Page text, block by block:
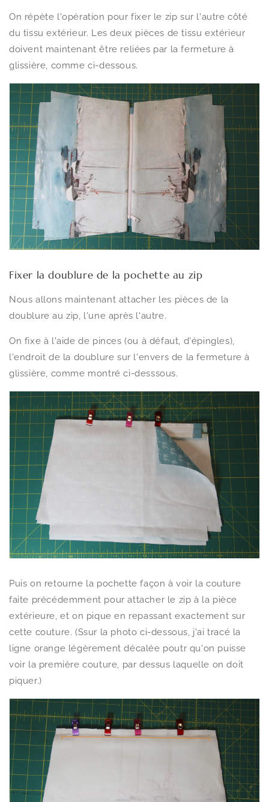
On répète l'opération pour fixer le zip sur l'autre côté
du tissu extérieur. Les deux pièces de tissu extérieur
doivent maintenant être reliées par la fermeture à
glissière, comme ci-dessous.
Fixer la doublure de la pochette au zip
Nous allons maintenant attacher les pièces de la
doublure au zip, l'une après l'autre.
On fixe à l'aide de pinces (ou à défaut, d'épingles),
l'endroit de la doublure sur l'envers de la fermeture à
glissière, comme montré ci-desssous.
Puis on retourne la pochette façon à voir la couture
faite précédemment pour attacher le zip à la pièce
extérieure, et on pique en repassant exactement sur
cette couture. (Ssur la photo ci-dessous, j'ai tracé la
ligne orange légèrement décalée poutr qu'on puisse
voir la première couture, par dessus laquelle on doit
piquer.)